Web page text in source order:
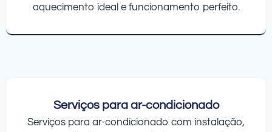
aquecimento ideal e funcionamento perfeito.
Serviços para ar-condicionado
Serviços para ar-condicionado com instalação,